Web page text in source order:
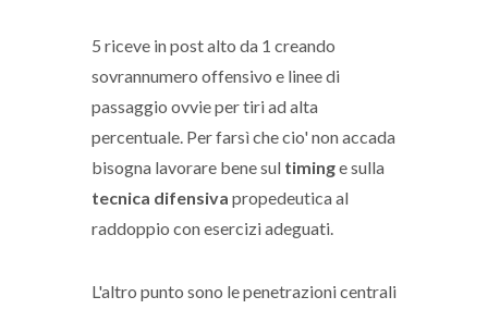
5 riceve in post alto da 1 creando
sovrannumero offensivo e linee di
passaggio ovvie per tiri ad alta
percentuale. Per farsì che cio' non accada
bisogna lavorare bene sul timinge sulla
tecnica difensiva propedeutica al
raddoppio con esercizi adeguati.
L'altro punto sono le penetrazioni centrali